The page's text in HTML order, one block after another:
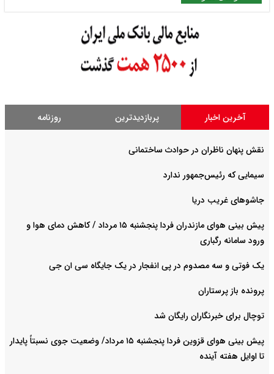
آخرین اخبار پربازدیدترین روزنامه
نقش پنهان ناظران در حوادث ساختمانی
سیمایی که رئیس‌جمهور ندارد
جاشوهای غریب دریا
پیش بینی هوای مازندران فردا پنجشنبه ۱۵ مرداد / کاهش دمای هوا و
ورود سامانه رگباری
یک فوتی و سه مصدوم در پی انفجار در یک جایگاه سی ان جی
پرونده باز پرستاران
توچال برای خبرنگاران رایگان شد
پیش بینی هوای قزوین فردا پنجشنبه ۱۵ مرداد/ وضعیت جوی نسبتاً پایدار
تا اوایل هفته آینده